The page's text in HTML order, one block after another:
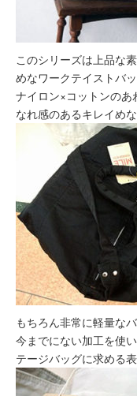
このシリーズは上品な
めなワークテイストバ
ナイロン×コットンのあ
なれ感のあるキレイめ
もちろん非常に軽量な
今までにない加工を使
テージバッグに求める